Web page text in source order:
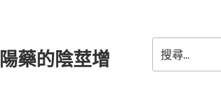
藥的陰莖增
尋
關